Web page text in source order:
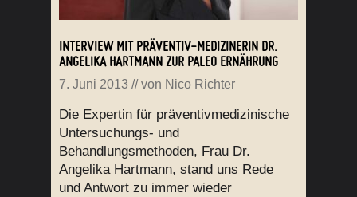
INTERVIEW MIT PRÄVENTIV-MEDIZINERIN DR.
ANGELIKA HARTMANN ZUR PALEO ERNÄHRUNG
7. Juni 2013 // von Nico Richter
Die Expertin für präventivmedizinische
Untersuchungs- und
Behandlungsmethoden, Frau Dr.
Angelika Hartmann, stand uns Rede
und Antwort zu immer wieder